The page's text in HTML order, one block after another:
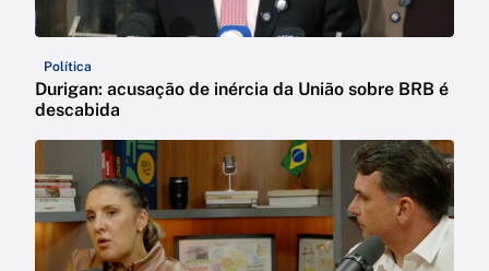
Política
Durigan: acusação de inércia da União sobre BRB é
descabida